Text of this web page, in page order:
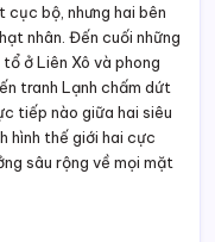
cục bộ, nhưng hai bên
nhân. Đến cuối những
ở Liên Xô và phong
tranh Lạnh chấm dứt
tiếp nào giữa hai siêu
hình thế giới hai cực
sâu rộng về mọi mặt